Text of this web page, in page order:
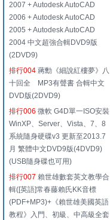
2007 + Autodesk AutoCAD
2006 + Autodesk AutoCAD
2005 + Autodesk AutoCAD
2004 中文超強合輯DVD9版
(2DVD9)
排行004 蔣勳《細說紅樓夢》八
十回全 MP3有聲書 合輯中文
DVD版(2DVD9)
排行006 微軟 G4D單一ISO安裝
WinXP、Server、Vista、7、8
系統隨身硬碟v3 更新至2013.7
月 繁體中文DVD9版(4DVD9)
(USB隨身碟也可用)
排行007 賴世雄數套英文教學合
輯([英語]常春藤賴氏KK音標
(PDF+MP3)+《賴世雄美國英語
教程》入門、初級、中高級全套